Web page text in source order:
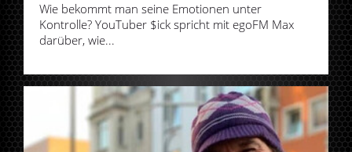
Wie bekommt man seine Emotionen unter
Kontrolle? YouTuber $ick spricht mit egoFM Max
darüber, wie...